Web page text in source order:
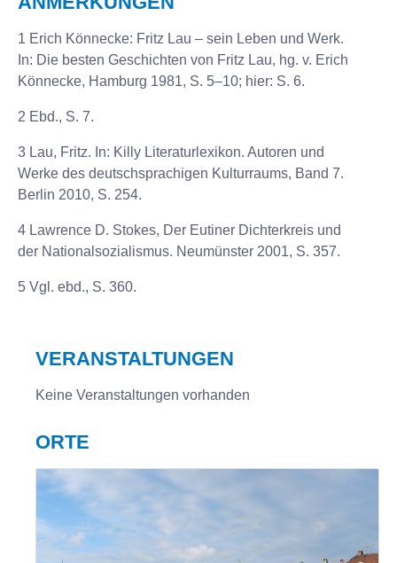
1 Erich Könnecke: Fritz Lau – sein Leben und Werk.
In: Die besten Geschichten von Fritz Lau, hg. v. Erich
Könnecke, Hamburg 1981, S. 5–10; hier: S. 6.
2 Ebd., S. 7.
3 Lau, Fritz. In: Killy Literaturlexikon. Autoren und
Werke des deutschsprachigen Kulturraums, Band 7.
Berlin 2010, S. 254.
4 Lawrence D. Stokes, Der Eutiner Dichterkreis und
der Nationalsozialismus. Neumünster 2001, S. 357.
5 Vgl. ebd., S. 360.
VERANSTALTUNGEN
Keine Veranstaltungen vorhanden
ORTE